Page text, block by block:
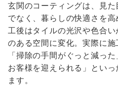
玄関のコーティングは、見
でなく、暮らしの快適さを
工後はタイルの光沢や色合
のある空間に変化。実際に施
「掃除の手間がぐっと減っ
お客様を迎えられる」とい
ます。